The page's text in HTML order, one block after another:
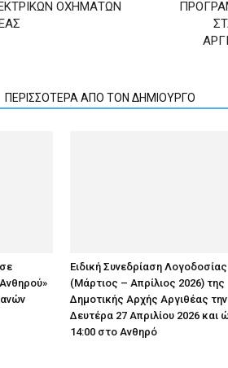
ΟΧΗΜΑΤΩΝ
ΠΕΡΙΣΣΟΤΕΡΑ ΑΠΟ ΤΟΝ ΔΗΜΙΟΥΡΓΟ
Ειδική Συνεδρίαση Λογοδοσίας
(Μάρτιος – Απρίλιος 2026) της
Δημοτικής Αρχής Αργιθέας την
Δευτέρα 27 Απριλίου 2026 και
14:00 στο Ανθηρό